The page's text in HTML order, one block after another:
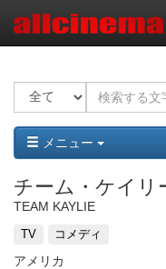
メニュー
チーム・ケイ
TEAM KAYLIE
TV コメディ
アメリカ